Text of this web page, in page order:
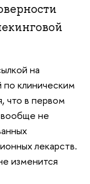
на
по клиническим
что в первом
вообще не
лекарств.
изменится